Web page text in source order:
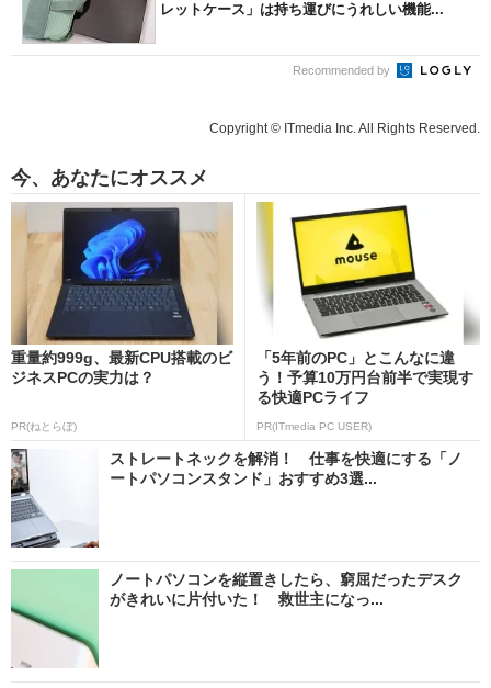
レットケース」は持ち運びにうれしい機能...
Recommended by
Copyright © ITmedia Inc. All Rights Reserved.
今、あなたにオススメ
重量約999g、最新CPU搭載のビ
ジネスPCの実力は？
PR(ねとらぼ)
「5年前のPC」とこんなに違
う！予算10万円台前半で実現す
る快適PCライフ
PR(ITmedia PC USER)
ストレートネックを解消！ 仕事を快適にする「ノ
ートパソコンスタンド」おすすめ3選...
ノートパソコンを縦置きしたら、窮屈だったデスク
がきれいに片付いた！ 救世主になっ...